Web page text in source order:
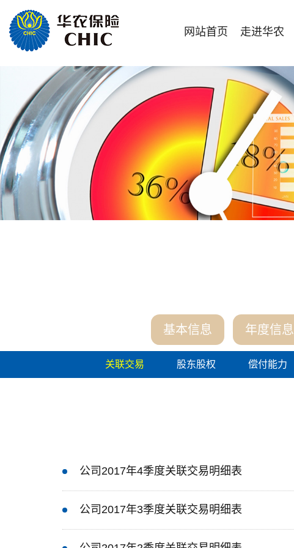
网站首页 走进华农
基本信息 年度信息
关联交易 股东股权 偿付能力
公司2017年4季度关联交易明细表
公司2017年3季度关联交易明细表